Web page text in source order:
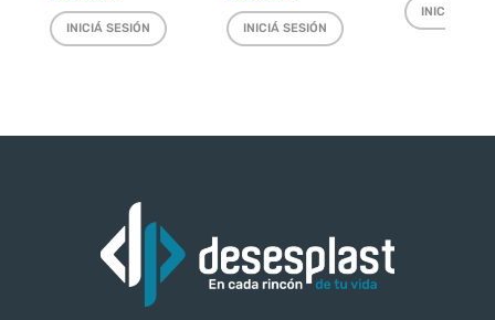
INICIÁ SESIÓN INICIÁ SESIÓN
INICIÁ